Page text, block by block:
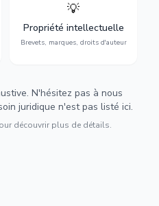
💡
Propriété intellectuelle
Brevets, marques, droits d'auteur
Protection de vos créations
d'auteur et lutte contre la
contrefaçon.
N'hésitez pas à nous
juridique n'est pas listé ici.
découvrir plus de détails.